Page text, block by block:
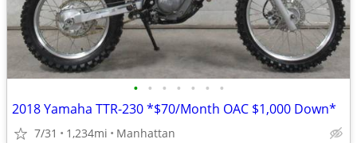
• • • • • • •
2018 Yamaha TTR-230 *$70/Month OAC $1,000 Down*
7/31 1,234mi Manhattan